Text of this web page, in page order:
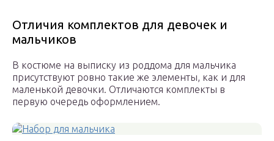
Отличия комплектов для девочек и
мальчиков
В костюме на выписку из роддома для мальчика
присутствуют ровно такие же элементы, как и для
маленькой девочки. Отличаются комплекты в
первую очередь оформлением.